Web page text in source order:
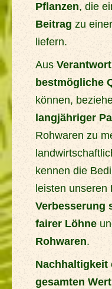
Pflanzen, die
Beitrag zu einer
liefern.
Aus
bestmögliche
können,
langjähriger
Rohwaren zu
kennen die
leisten unseren
Verbesserung
fairer Löhne
Rohwaren.
Nachhaltigkeit
gesamten